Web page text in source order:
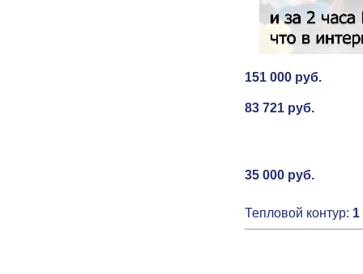
151 000 руб.
83 721 руб.
35 000 руб.
Тепловой контур: 1